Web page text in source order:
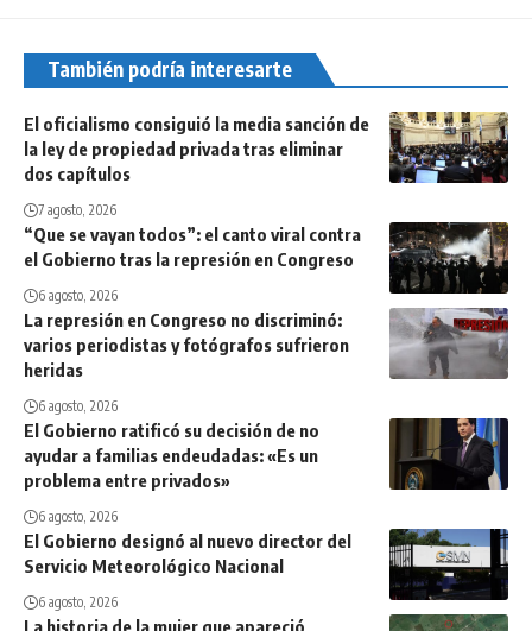
También podría interesarte
El oficialismo consiguió la media sanción de
la ley de propiedad privada tras eliminar
dos capítulos
7 agosto, 2026
“Que se vayan todos”: el canto viral contra
el Gobierno tras la represión en Congreso
6 agosto, 2026
La represión en Congreso no discriminó:
varios periodistas y fotógrafos sufrieron
heridas
6 agosto, 2026
El Gobierno ratificó su decisión de no
ayudar a familias endeudadas: «Es un
problema entre privados»
6 agosto, 2026
El Gobierno designó al nuevo director del
Servicio Meteorológico Nacional
6 agosto, 2026
La historia de la mujer que apareció